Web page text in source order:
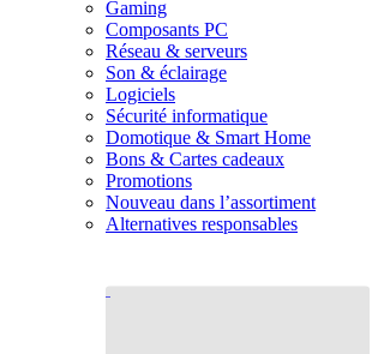
Gaming
Composants PC
Réseau & serveurs
Son & éclairage
Logiciels
Sécurité informatique
Domotique & Smart Home
Bons & Cartes cadeaux
Promotions
Nouveau dans l’assortiment
Alternatives responsables